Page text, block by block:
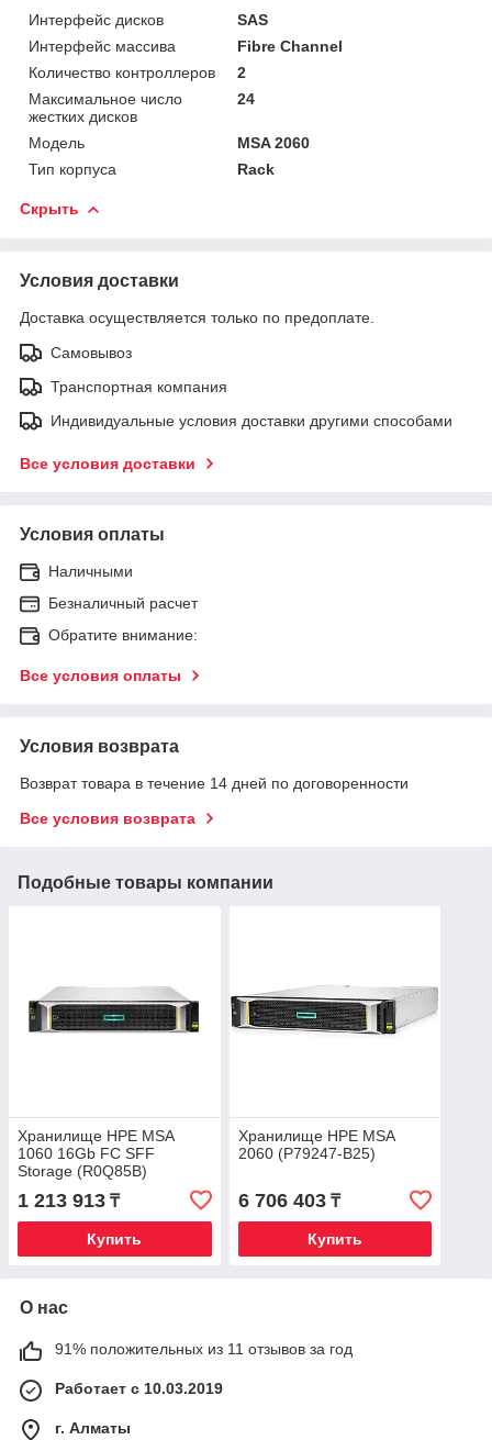
Интерфейс дисков
SAS
Интерфейс массива
Fibre Channel
Количество контроллеров
2
Максимальное число
жестких дисков
24
Модель
MSA 2060
Тип корпуса
Rack
Скрыть
Условия доставки
Доставка осуществляется только по предоплате.
Самовывоз
Транспортная компания
Индивидуальные условия доставки другими способами
Все условия доставки
Условия оплаты
Наличными
Безналичный расчет
Обратите внимание:
Все условия оплаты
Условия возврата
Возврат товара в течение 14 дней по договоренности
Все условия возврата
Подобные товары компании
Хранилище HPE MSA
1060 16Gb FC SFF
Storage (R0Q85B)
1 213 913 ₸
Купить
Хранилище HPE MSA
2060 (P79247-B25)
6 706 403₸
Купить
О нас
91% положительных из 11 отзывов за год
Работает с 10.03.2019
г. Алматы